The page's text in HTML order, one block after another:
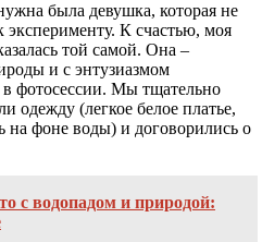
была девушка, которая не
эксперименту. К счастью, моя
той самой. Она ‒
и с энтузиазмом
в фотосессии. Мы тщательно
одежду (легкое белое платье,
на фоне воды) и договорились о
с водопадом и природой: